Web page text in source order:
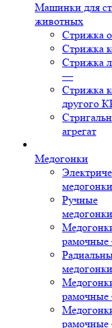
Машинки для
животных
Стрижка
Стрижка
Стрижка
—
Стрижка
другого
агрегат
Медогонки
медогонки
Ручные
медогонки
рамочные
медогонки
рамочные
рамочные